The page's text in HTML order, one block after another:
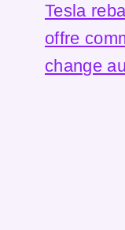
Tesla
offre
change